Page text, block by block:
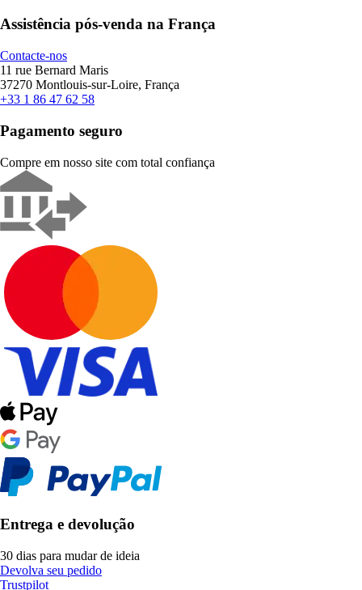
Assistência pós-venda na França
Contacte-nos
11 rue Bernard Maris
37270 Montlouis-sur-Loire, França
+33 1 86 47 62 58
Pagamento seguro
Compre em nosso site com total confiança
Entrega e devolução
30 dias para mudar de ideia
Devolva seu pedido
Trustpilot